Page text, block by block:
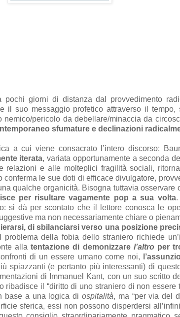
pochi giorni di distanza dal provvedimento
il suo messaggio profetico attraverso il
nemico/pericolo da debellare/minaccia da
sfumature e declinazioni
a cui viene consacrato l’intero discorso:
iterata, variata opportunamente a seconda
relazioni e alle molteplici fragilità sociali,
le sue doti di efficace divulgatore,
qualche organicità. Bisogna tuttavia osservare
per risultare vagamente pop a sua volta.
si dà per scontato che il lettore conosca le
ma non necessariamente chiare o
di sbilanciarsi verso una posizione
della fobia dello straniero richiede
alla tentazione di demonizzare l’altroper
di un essere umano come noi,
spiazzanti (e pertanto più interessanti) di
di Immanuel Kant, con un suo scritto
ribadisce il “diritto di uno straniero di non essere
base a una logica di ospitalità, ma “per via del
sferica, essi non possono disperdersi